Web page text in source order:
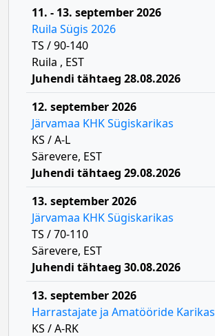
11. - 13. september 2026
Ruila Sügis 2026
TS / 90-140
Ruila , EST
Juhendi tähtaeg 28.08.2026
12. september 2026
Järvamaa KHK Sügiskarikas
KS / A-L
Särevere, EST
Juhendi tähtaeg 29.08.2026
13. september 2026
Järvamaa KHK Sügiskarikas
TS / 70-110
Särevere, EST
Juhendi tähtaeg 30.08.2026
13. september 2026
Harrastajate ja Amatööride Karikas
KS / A-RK